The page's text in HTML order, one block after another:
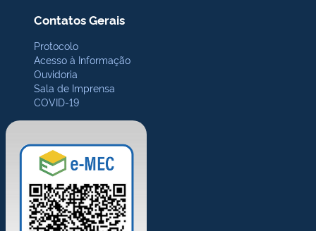
Contatos Gerais
Protocolo
Acesso à Informação
Ouvidoria
Sala de Imprensa
COVID-19